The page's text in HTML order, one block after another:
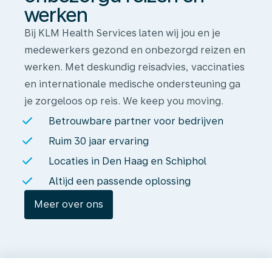
werken
Bij KLM Health Services laten wij jou en je
medewerkers gezond en onbezorgd reizen en
werken. Met deskundig reisadvies, vaccinaties
en internationale medische ondersteuning ga
je zorgeloos op reis. We keep you moving.
Betrouwbare partner voor bedrijven
Ruim 30 jaar ervaring
Locaties in Den Haag en Schiphol
Altijd een passende oplossing
Meer over ons